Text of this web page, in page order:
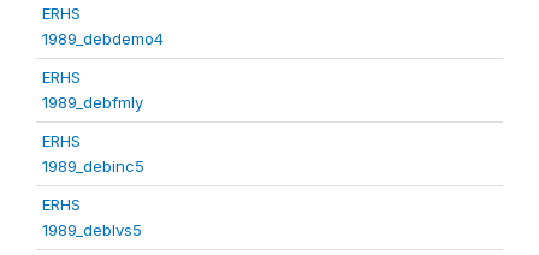
ERHS
1989_debdemo4
ERHS
1989_debfmly
ERHS
1989_debinc5
ERHS
1989_deblvs5